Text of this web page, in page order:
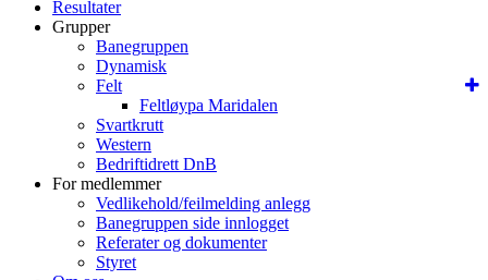
Resultater
Grupper
Banegruppen
Dynamisk
Felt
Feltløypa Maridalen
Svartkrutt
Western
Bedriftidrett DnB
For medlemmer
Vedlikehold/feilmelding anlegg
Banegruppen side innlogget
Referater og dokumenter
Styret